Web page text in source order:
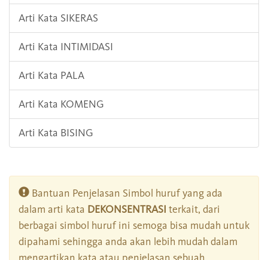
Arti Kata SIKERAS
Arti Kata INTIMIDASI
Arti Kata PALA
Arti Kata KOMENG
Arti Kata BISING
Bantuan Penjelasan Simbol huruf yang ada
dalam arti kata DEKONSENTRASI terkait, dari
berbagai simbol huruf ini semoga bisa mudah untuk
dipahami sehingga anda akan lebih mudah dalam